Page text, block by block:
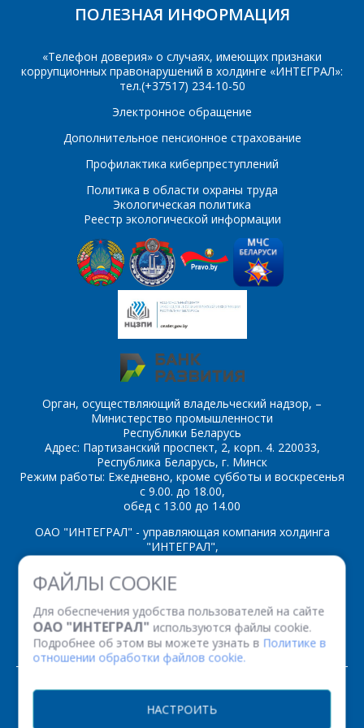
ФАЙЛЫ COOKIE
Для обеспечения удобства пользователей на сайте
ОАО "ИНТЕГРАЛ" используются файлы cookie.
Подробнее об этом вы можете узнать в Политике в
отношении обработки файлов cookie.
НАСТРОИТЬ
MJE13001 MJE13002
MJE13005 MJE13006
MJE13007 MJE4343
MPSA42
MPSA93
SS8050C
SS8550D
SS9012E
SS9012G
SS9012H SS9013D
SS9014A SS9014B
SS9014C SS9014D
SS9015A SS9015B
ПОЛЕЗНАЯ ИНФОРМАЦИЯ
«Телефон доверия» о случаях, имеющих признаки
коррупционных правонарушений в холдинге «ИНТЕГРАЛ»:
тел.(+37517) 234-10-50
Электронное обращение
Дополнительное пенсионное страхование
Профилактика киберпреступлений
Политика в области охраны труда
Экологическая политика
Реестр экологической информации
Орган, осуществляющий владельческий надзор, –
Министерство промышленности
Республики Беларусь
Адрес: Партизанский проспект, 2, корп. 4. 220033,
Республика Беларусь, г. Минск
Режим работы: Ежедневно, кроме субботы и воскресенья
с 9.00. до 18.00,
обед с 13.00 до 14.00
ОАО "ИНТЕГРАЛ" - управляющая компания холдинга
"ИНТЕГРАЛ",
ул. Казинца И.П., д.121А, комната 327, г. Минск, 220108,
Республика Беларусь
Факс: (+375 17) 338 12 94 УНП 100386629
Рег. номер 100386629 от 01.08.2013 г.
© 2026. Все права защищены.
*- обязательные
ОТПРАВИТЬ
*- обязательные
поля
ОТПРАВИТЬ